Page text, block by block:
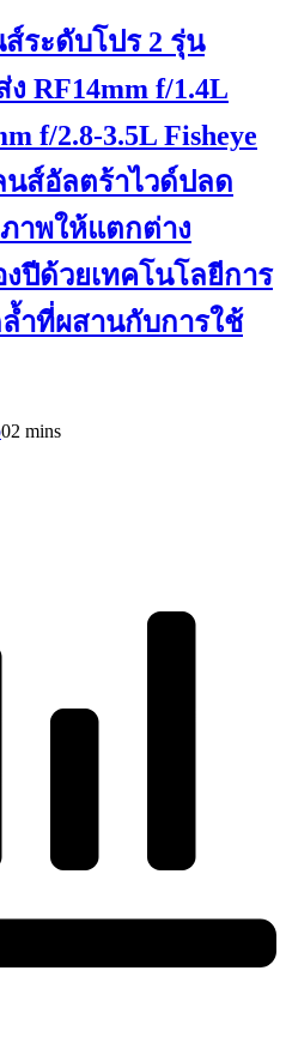
ระดับโปร 2 รุ่น
RF14mm f/1.4L
f/2.8-3.5L Fisheye
นส์อัลตร้าไวด์ปลด
าพให้แตกต่าง
ปีด้วยเทคโนโลยีการ
ำที่ผสานกับการใช้
02 mins